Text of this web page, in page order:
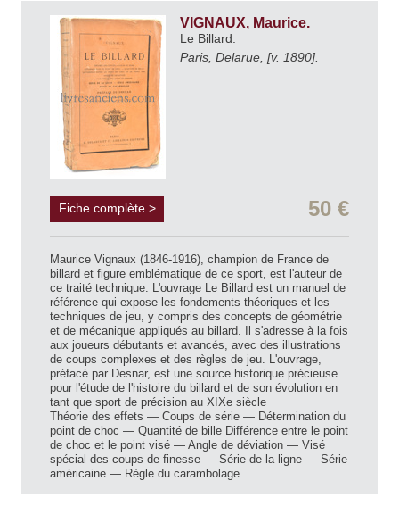
VIGNAUX, Maurice.
Le Billard.
Paris, Delarue, [v. 1890].
Fiche complète > 50 €
Maurice Vignaux (1846-1916), champion de France de
billard et figure emblématique de ce sport, est l'auteur de
ce traité technique. L'ouvrage Le Billard est un manuel de
référence qui expose les fondements théoriques et les
techniques de jeu, y compris des concepts de géométrie
et de mécanique appliqués au billard. Il s'adresse à la fois
aux joueurs débutants et avancés, avec des illustrations
de coups complexes et des règles de jeu. L'ouvrage,
préfacé par Desnar, est une source historique précieuse
pour l'étude de l'histoire du billard et de son évolution en
tant que sport de précision au XIXe siècle
Théorie des effets — Coups de série — Détermination du
point de choc — Quantité de bille Différence entre le point
de choc et le point visé — Angle de déviation — Visé
spécial des coups de finesse — Série de la ligne — Série
américaine — Règle du carambolage.